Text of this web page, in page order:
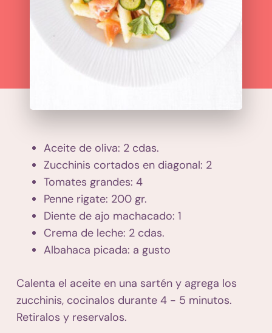
Aceite de oliva: 2 cdas.
Zucchinis cortados en diagonal: 2
Tomates grandes: 4
Penne rigate: 200 gr.
Diente de ajo machacado: 1
Crema de leche: 2 cdas.
Albahaca picada: a gusto
Calenta el aceite en una sartén y agrega los
zucchinis, cocinalos durante 4 - 5 minutos.
Retiralos y reservalos.